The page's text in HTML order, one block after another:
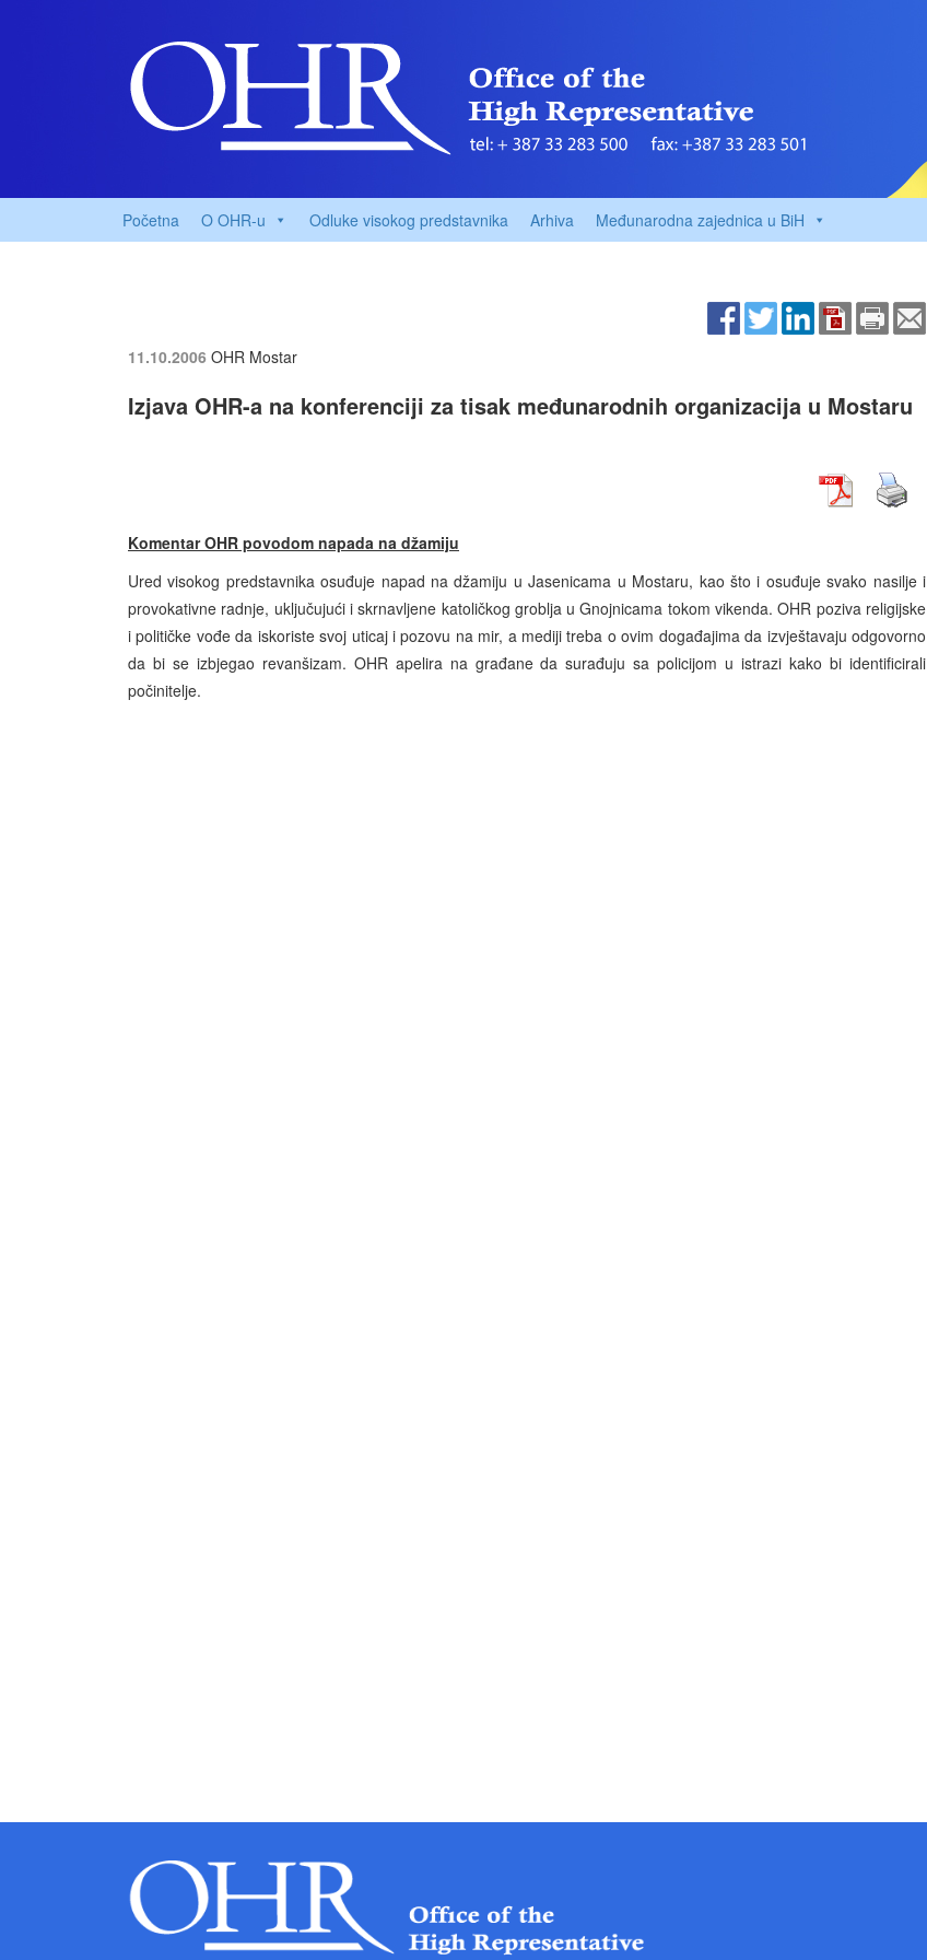
Početna O OHR-u Odluke visokog predstavnika Arhiva Međunarodna zajednica u BiH
11.10.2006 OHR Mostar
Izjava OHR-a na konferenciji za tisak međunarodnih organizacija u Mostaru
Komentar OHR povodom napada na džamiju
Ured visokog predstavnika osuđuje napad na džamiju u Jasenicama u Mostaru, kao što i osuđuje svako nasilje i
provokativne radnje, uključujući i skrnavljene katoličkog groblja u Gnojnicama tokom vikenda. OHR poziva religijske
i političke vođe da iskoriste svoj uticaj i pozovu na mir, a mediji treba o ovim događajima da izvještavaju odgovorno
da bi se izbjegao revanšizam. OHR apelira na građane da surađuju sa policijom u istrazi kako bi identificirali
počinitelje.